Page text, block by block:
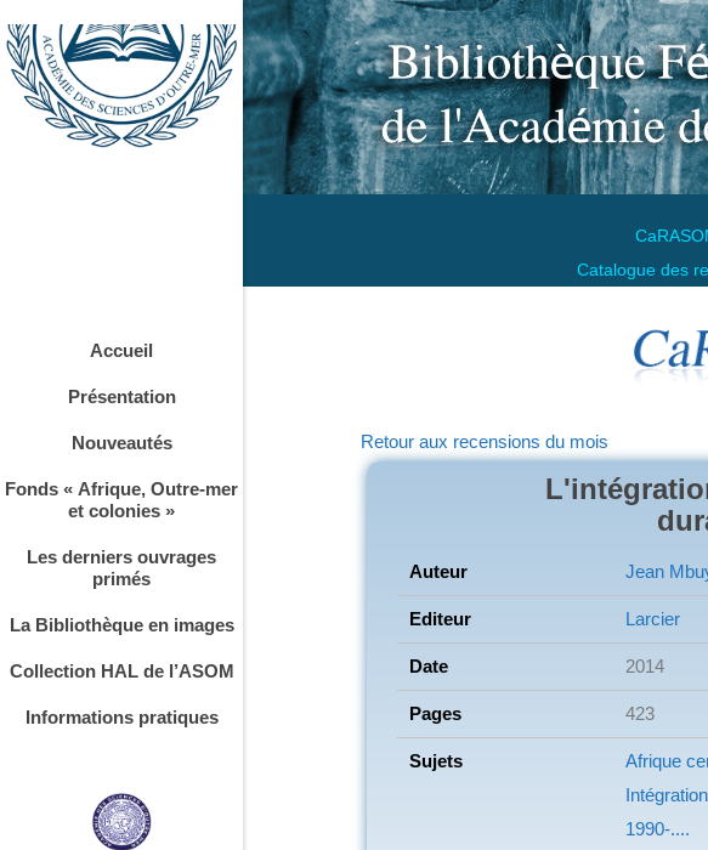
Catalogue des
Accueil
Présentation
Nouveautés
Fonds « Afrique, Outre-mer
et colonies »
Les derniers ouvrages
primés
La Bibliothèque en images
Collection HAL de l’ASOM
Informations pratiques
Retour aux recensions du mois
Auteur Jean
Editeur Larcier
Date 2014
Pages 423
Sujets
Afrique
1990-....